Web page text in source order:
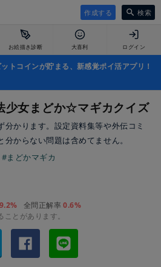
作成する 検索
お絵描き診断 大喜利 ログイン
トコインが貯まる、新感覚ポイ活アプリ！
少女まどか☆マギカクイズ
分かります。設定資料集等や外伝コミ
からない問題は含めてません。
#まどかマギカ
全問正解率0.6%
とがあります。